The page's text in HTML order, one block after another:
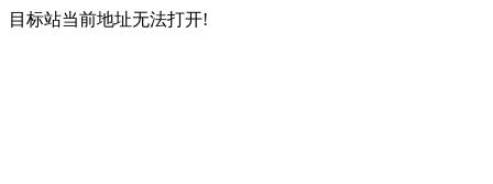
目标站当前地址无法打开!